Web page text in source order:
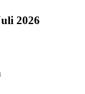
2026